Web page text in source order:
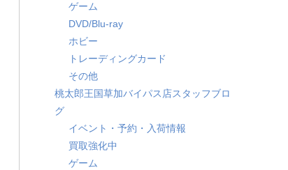
ゲーム
DVD/Blu-ray
ホビー
トレーディングカード
その他
桃太郎王国草加バイパス店スタッフブロ
グ
イベント・予約・入荷情報
買取強化中
ゲーム